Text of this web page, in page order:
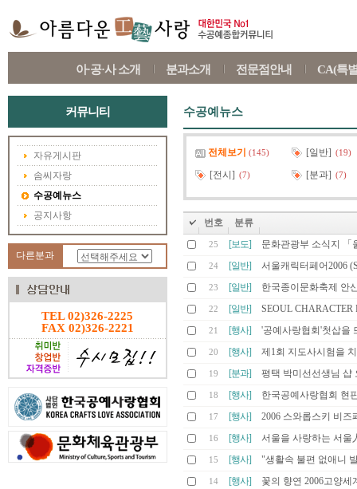
아·공·사 소개 분과소개 전문점안내 CA(특
커뮤니티
자유게시판
솜씨자랑
수공예뉴스
공지사항
다른분과
TEL 02)326-2225
FAX 02)326-2221
수공예뉴스
전체보기 (145) [일반] (19)
[전시] (7) [분과] (7)
번호 분류
25 [보도] 문화관광부 소식지 「
24 [일반] 서울캐릭터페어2006
23 [일반] 한국종이문화축제 안
22 [일반] SEOUL CHARACTER
21 [행사] '공예사랑협회'첫삽을
20 [행사] 제1회 지도사시험을
19 [분과] 평택 박미선선생님 샵
18 [행사] 한국공예사랑협회 현
17 [행사] 2006 스와롭스키 비
16 [행사] 서울을 사랑하는 서울
15 [행사] "생활속 불편 없애니
14 [행사] 꽃의 향연 2006고양세